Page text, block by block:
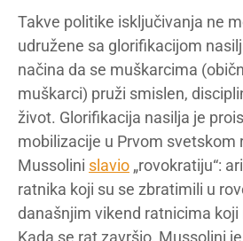
Takve politike isključivanja ne
udružene sa glorifikacijom
načina da se muškarcima
muškarci) pruži smislen,
život. Glorifikacija nasilja je
mobilizacije u Prvom svetskom
Mussolini slavio „rovokratiju“:
ratnika koji su se zbratimili u
današnjim vikend ratnicima
Kada se rat završio, Mussolini